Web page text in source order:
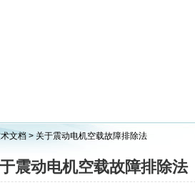
文档 > 关于震动电机空载故障排除法
震动电机空载故障排除法